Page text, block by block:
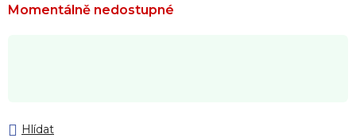
Momentálně nedostupné
Hlídat